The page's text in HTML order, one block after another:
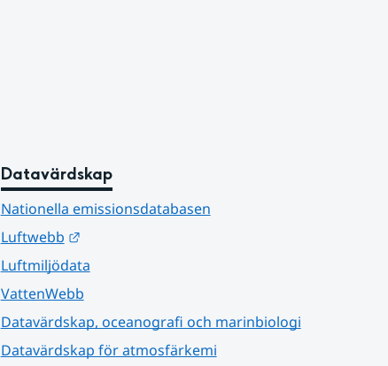
Datavärdskap
Nationella emissionsdatabasen
Luftwebb
Länk till annan webbplats.
Luftmiljödata
VattenWebb
Datavärdskap, oceanografi och marinbiologi
Datavärdskap för atmosfärkemi